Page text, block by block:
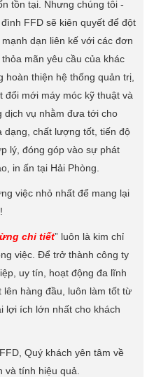
tồn tại. Nhưng chúng tôi -
FFD sẽ kiên quyết để đột
dạn liên kế với các đơn
mãn yêu cầu của khác
hoàn thiện hệ thống quản trị,
đổi mới máy móc kỹ thuật và
dịch vụ nhằm đưa tới cho
dạng, chất lượng tốt, tiến độ
lý, đóng góp vào sự phát
in ấn tại Hải Phòng.
việc nhỏ nhất để mang lại
chi tiết” luôn là kim chỉ
việc. Để trở thành công ty
uy tín, hoạt động đa lĩnh
hàng đầu, luôn làm tốt từ
lợi ích lớn nhất cho khách
Quý khách yên tâm về
tính hiệu quả.